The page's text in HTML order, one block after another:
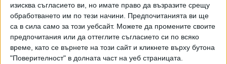
изисква съгласието ви, но имате право да възразите срещу
обработването им по тези начини. Предпочитанията ви ще
са в сила само за този уебсайт. Можете да промените своите
предпочитания или да оттеглите съгласието си по всяко
време, като се върнете на този сайт и кликнете върху бутона
"Поверителност" в долната част на уеб страницата.
Ключови думи: , dating